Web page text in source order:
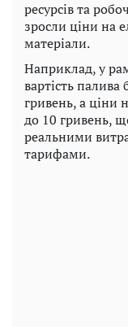
ресурсів та
зросли ціни на
матеріали.
Наприклад, у
вартість палива
гривень, а ціни
до 10 гривень,
реальними
тарифами.